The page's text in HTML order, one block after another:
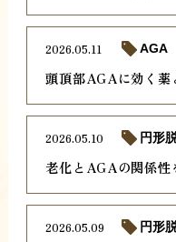
頭頂部AGAに効く薬
2026.05.11 AGA
老化とAGAの関係性
2026.05.10 円形
2026.05.09 円形